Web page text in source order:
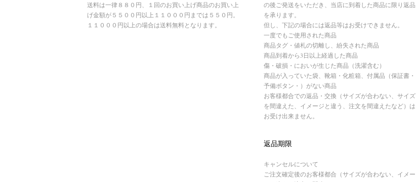
送料は一律８８０円、１回のお買い上げ商品のお買い上
げ金額が５５００円以上１１０００円までは５５０円。
１１０００円以上の場合は送料無料となります。
の後ご発送をいただき、当店に到着した商品に限り返品
を承ります。
但し、下記の場合には返品等はお受けできません。
一度でもご使用された商品
商品タグ・値札の切離し、紛失された商品
商品到着から3日以上経過した商品
傷・破損・においが生じた商品（洗濯含む）
商品が入っていた袋、靴箱・化粧箱、付属品（保証書・
予備ボタン・）がない商品
お客様都合での返品・交換（サイズが合わない、サイズ
を間違えた、イメージと違う、注文を間違えたなど）は
お受け出来ません。
返品期限
キャンセルについて
ご注文確定後のお客様都合（サイズが合わない、イメー